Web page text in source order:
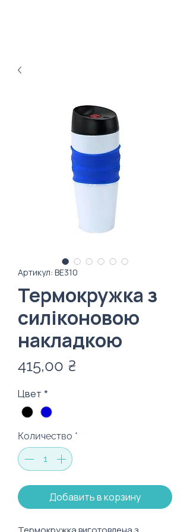
Артикул: ВЕ310
Термокружка з
силіконовою
накладкою
415,00 ₴
Цвет *
Количество *
Добавить в корзину